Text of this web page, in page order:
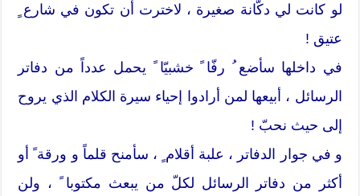
لو كانت لي دكّانة صغيرة ، لاخترت أن تكون في شارع ٍ
عتيق !
في داخلها سأضع ُ رفّا ً خشبيّا ً يحمل عدداً من دفاتر
الرسائل ، أبيعها لمن أرادوا إحياء سيرة الكلام الذي يروح
إلى حيث نحبّ !
و في جوار الدفاتر ، علبة أقلام ٍ ، سأمنح قلماً و ورقة ً أو
أكثر من دفاتر الرسائل لكلّ من يبعث مكتوبا ً ، ولن